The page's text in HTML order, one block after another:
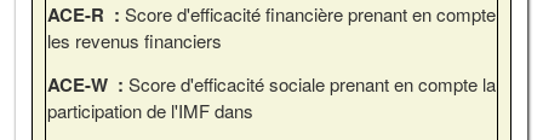
ACE-R : Score d'efficacité financière prenant en compte
les revenus financiers
ACE-W : Score d'efficacité sociale prenant en compte la
participation de l'IMF dans